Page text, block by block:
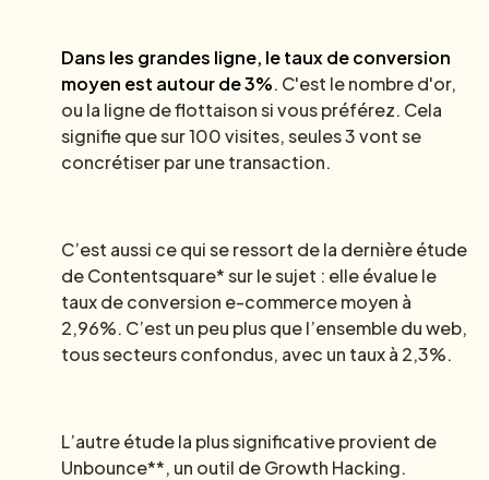
Dans les grandes ligne, le taux de conversion
moyen est autour de 3%. C'est le nombre d'or,
ou la ligne de flottaison si vous préférez. Cela
signifie que sur 100 visites, seules 3 vont se
concrétiser par une transaction.
C’est aussi ce qui se ressort de la dernière étude
de Contentsquare* sur le sujet : elle évalue le
taux de conversion e-commerce moyen à
2,96%. C’est un peu plus que l’ensemble du web,
tous secteurs confondus, avec un taux à 2,3%.
L’autre étude la plus significative provient de
Unbounce**, un outil de Growth Hacking.